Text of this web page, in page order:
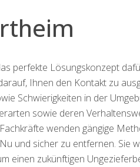
perfekte Lösungskonzept
Ihnen den Kontakt zu
Schwierigkeiten in der
sowie deren
wenden gängige
und sicher zu entfernen. Sie
einen zukünftigen